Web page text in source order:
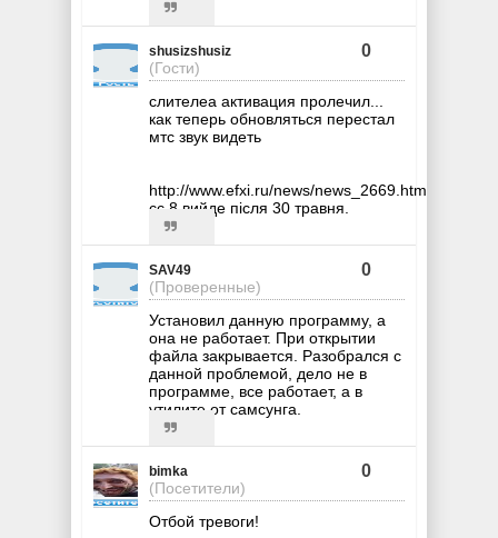
shusizshusiz
(Гости)
0
слителеа активация пролечил...
как теперь обновляться перестал
мтс звук видеть
http://www.efxi.ru/news/news_2669.html
сс 8 вийде після 30 травня.
SAV49
(Проверенные)
0
Установил данную программу, а
она не работает. При открытии
файла закрывается. Разобрался с
данной проблемой, дело не в
программе, все работает, а в
утилите от самсунга.
bimka
(Посетители)
0
Отбой тревоги!